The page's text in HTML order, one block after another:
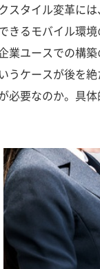
スタイル変革に
きるモバイル環
業ユースでの構
うケースが後を
必要なのか。具